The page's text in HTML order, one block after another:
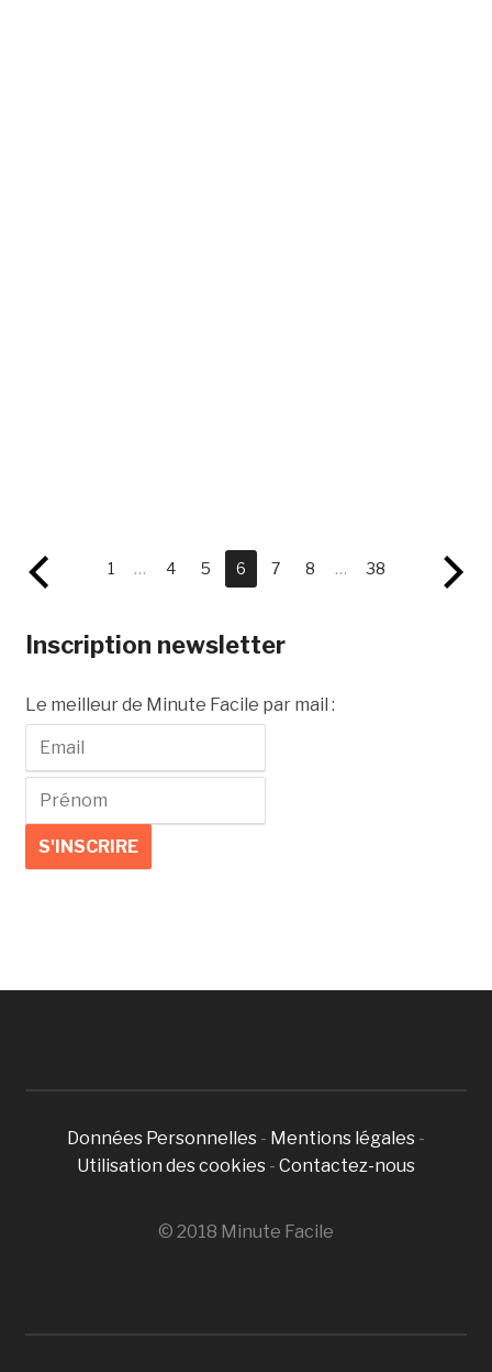
1 … 4 5 6 7 8 … 38
Inscription newsletter
Le meilleur de Minute Facile par mail :
Données Personnelles - Mentions légales -
Utilisation des cookies - Contactez-nous
© 2018 Minute Facile